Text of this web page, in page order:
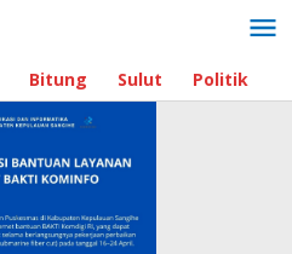
Bitung Sulut Politik